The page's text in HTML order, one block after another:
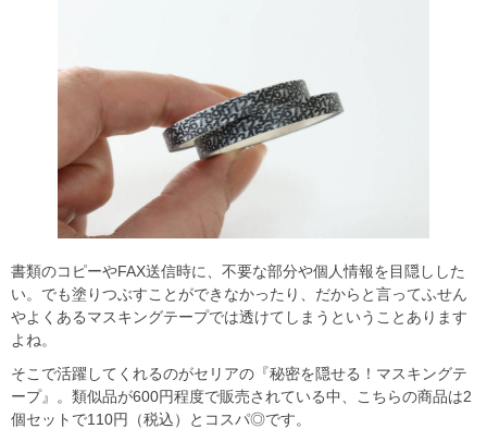
書類のコピーやFAX送信時に、不要な部分や個人情報を目隠しした
い。でも塗りつぶすことができなかったり、だからと言ってふせん
やよくあるマスキングテープでは透けてしまうということあります
よね。
そこで活躍してくれるのがセリアの『秘密を隠せる！マスキングテ
ープ』。類似品が600円程度で販売されている中、こちらの商品は2
個セットで110円（税込）とコスパ◎です。